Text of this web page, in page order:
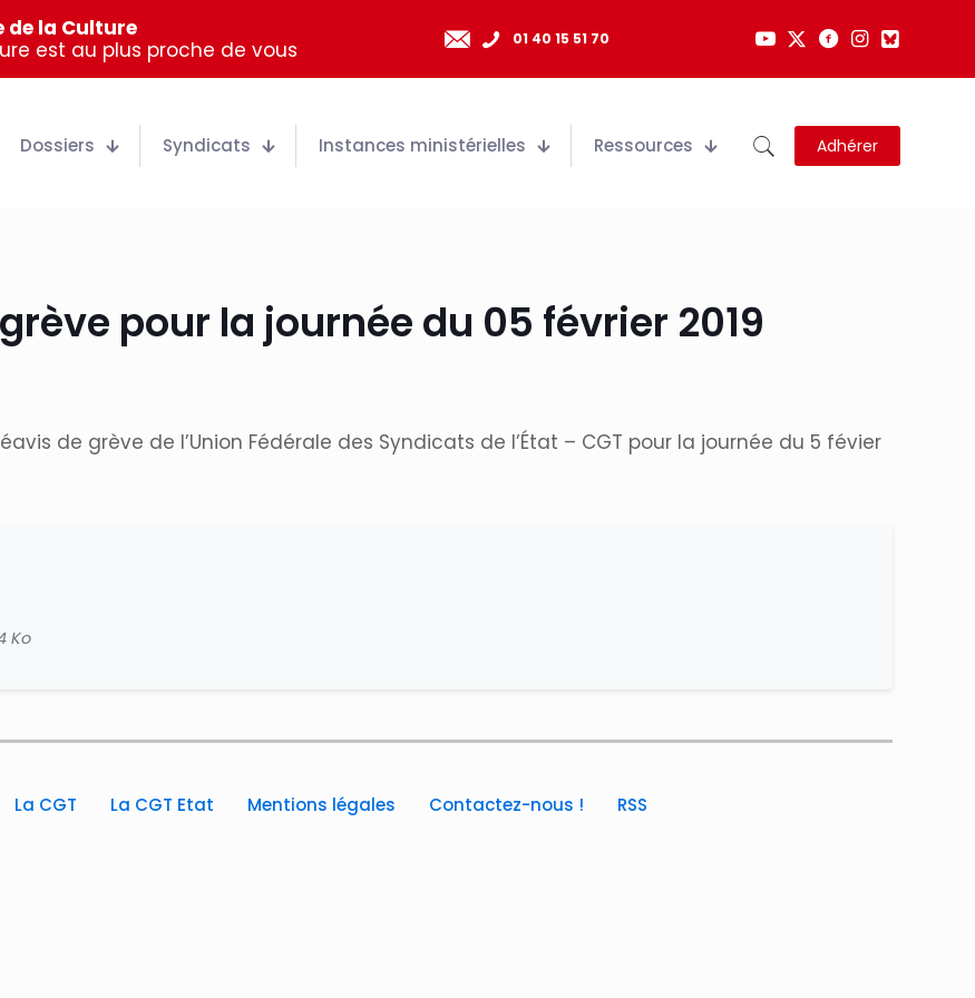
de la Culture
est au plus proche de vous
01 40 15 51 70
Dossiers Syndicats Instances ministérielles Ressources Adhérer
grève pour la journée du 05 février 2019
de grève de l’Union Fédérale des Syndicats de l’État – CGT pour la journée du 5 févier
Ko
La CGT La CGT Etat Mentions légales Contactez-nous ! RSS